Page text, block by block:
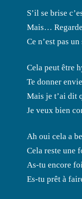
S’il se brise
Mais…
Ce n’est pas
Cela peut être
Te donner
Mais je t’ai dit
Je veux bien
Ah oui cela a
Cela reste une
As-tu encore
Es-tu prêt à